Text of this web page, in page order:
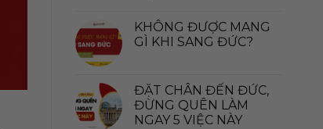
KHÔNG ĐƯỢC MANG
GÌ KHI SANG ĐỨC?
ĐẶT CHÂN ĐẾN ĐỨC,
ĐỪNG QUÊN LÀM
NGAY 5 VIỆC NÀY